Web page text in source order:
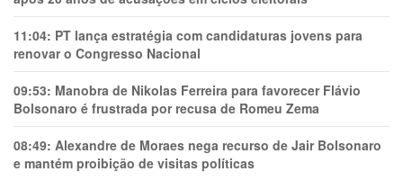
11:04: PT lança estratégia com candidaturas jovens para
renovar o Congresso Nacional
09:53: Manobra de Nikolas Ferreira para favorecer Flávio
Bolsonaro é frustrada por recusa de Romeu Zema
08:49: Alexandre de Moraes nega recurso de Jair Bolsonaro
e mantém proibição de visitas políticas